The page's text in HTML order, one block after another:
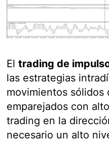
Eltrading de
las estrategias
movimientos sólidos
emparejados con
trading en la
necesario un alto